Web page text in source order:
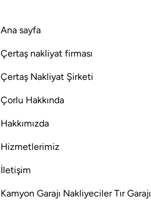
Ana sayfa
Çertaş nakliyat firması
Çertaş Nakliyat Şirketi
Çorlu Hakkında
Hakkımızda
Hizmetlerimiz
İletişim
Kamyon Garajı Nakliyeciler Tır Garajı